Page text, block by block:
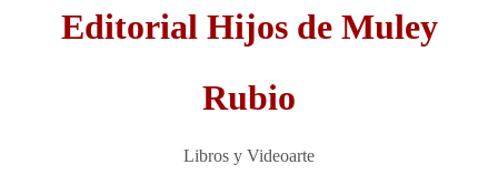
Editorial Hijos de Muley
Rubio
Libros y Videoarte